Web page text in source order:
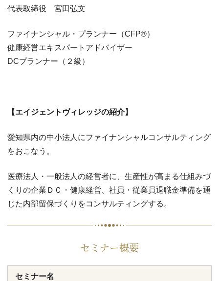
​​​​代表取締役 宮田弘文​​​​
ファイナンシャル・プランナー（CFP®）
健康経営エキスパートアドバイザー
DCプランナー（２級）
【エイジェントヴィレッジの紹介】
愛知県内の中小法人にファイナンシャルコンサルティング
をおこなう。
医療法人・一般法人の経営者に、生産性が高まる仕組みづ
くりの企業ＤＣ・健康経営、社員・従業員退職金準備を通
じた内部留保づくりをコンサルティングする。
セミナー概要
セミナー名